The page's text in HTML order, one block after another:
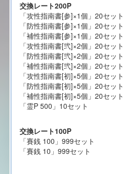
交換レート200P
「攻性指南書[参]×1個」20セット
「防性指南書[参]×1個」20セット
「補性指南書[参]×1個」20セット
「攻性指南書[弐]×2個」20セット
「防性指南書[弐]×2個」20セット
「補性指南書[弐]×2個」20セット
「攻性指南書[初]×5個」20セット
「防性指南書[初]×5個」20セット
「補性指南書[初]×5個」20セット
「霊P 500」10セット
交換レート100P
「賽銭 100」999セット
「賽銭 10」999セット